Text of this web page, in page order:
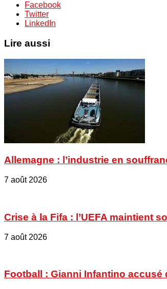
Facebook
Twitter
LinkedIn
Lire aussi
Allemagne : l’industrie en
7 août 2026
Crise à la Fifa : l’UEFA maintient
7 août 2026
Football : Gianni Infantino accusé